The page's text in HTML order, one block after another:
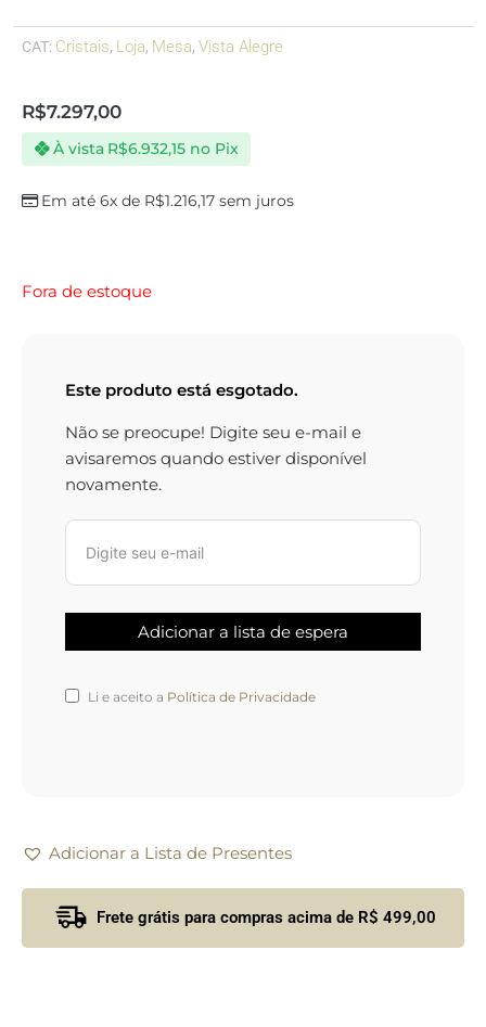
CAT: Cristais, Loja, Mesa, Vista Alegre
R$7.297,00
Em até 6x de R$1.216,17 sem juros
À vista R$6.932,15 no Pix
Fora de estoque
Este produto está esgotado.
Não se preocupe! Digite seu e-mail e
avisaremos quando estiver disponível
novamente.
Li e aceito a Política de Privacidade
Adicionar a Lista de Presentes
Frete grátis para compras acima de R$ 499,00